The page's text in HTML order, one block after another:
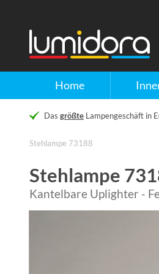
Home
de
Das größte Lampengeschäft in
Stehlampe 73188
Stehlampe
Kantelbare Uplighter -